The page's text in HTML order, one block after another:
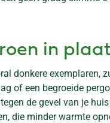
in
donkere
of een begroeide
de gevel van je
die minder warmte